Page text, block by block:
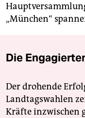
„München“
Die
Der drohende
Landtagswahlen
Kräfte inzwischen